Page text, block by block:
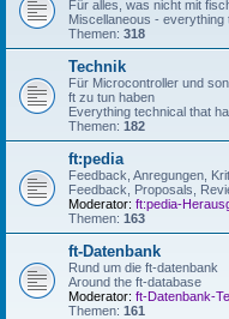
Für alles, was nicht mit
Miscellaneous - everything
Themen: 318
Technik
Für Microcontroller und
ft zu tun haben
Everything technical that
Themen: 182
ft:pedia
Feedback, Anregungen,
Feedback, Proposals,
Moderator: ft:pedia-
Themen: 163
ft-Datenbank
Rund um die ft-datenbank
Around the ft-database
Moderator: ft-Datenbank-
Themen: 161